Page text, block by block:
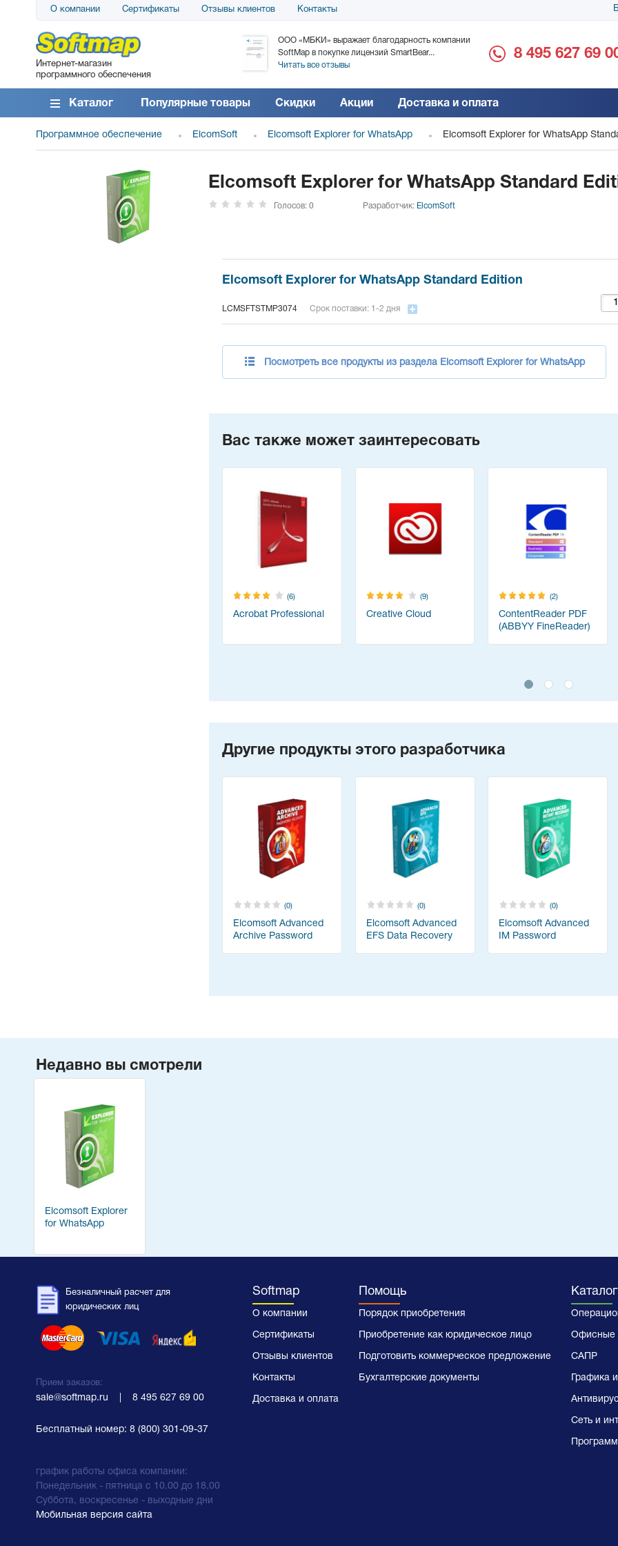
О компании Сертификаты Отзывы клиентов Контакты
Интернет-магазин
программного обеспечения
АО «АТС» благодарит компанию SoftMap за
поставку программного обеспечения SolarWinds
DameWare...
Читать все отзывы
ООО «МБКИ» выражает благодарность компании
SoftMap в покупке лицензий SmartBear...
Читать все отзывы
благодарность за
8 495 627 69
Каталог Популярные товары Скидки Акции Доставка и оплата
Программное обеспечение ElcomSoft Elcomsoft Explorer for WhatsApp Elcomsoft Explorer for WhatsApp
Elcomsoft Explorer for WhatsApp Standard
Голосов: 0 Разработчик: ElcomSoft
Elcomsoft Explorer for WhatsApp Standard Edition
LCMSFTSTMP3074 Срок поставки: 1-2 дня
Посмотреть все продукты из раздела Elcomsoft Explorer for WhatsApp
Вас также может заинтересовать
(6)
Acrobat Professional
(9)
Creative Cloud
(2)
ContentReader PDF
(ABBYY FineReader)
Другие продукты этого разработчика
(0)
Elcomsoft Advanced
Archive Password
(0)
Elcomsoft Advanced
EFS Data Recovery
(0)
Elcomsoft Advanced
IM Password
Недавно вы смотрели
Elcomsoft Explorer
for WhatsApp
Безналичный расчет для
юридических лиц
Прием заказов:
sale@softmap.ru 8 495 627 69 00
Бесплатный номер: 8 (800) 301-09-37
график работы офиса компании:
Понедельник - пятница с 10.00 до 18.00
Суббота, воскресенье - выходные дни
Softmap
О компании
Сертификаты
Отзывы клиентов
Контакты
Доставка и оплата
Помощь
Порядок приобретения
Приобретение как юридическое лицо
Подготовить коммерческое предложение
Бухгалтерские документы
Каталог
Офисные
САПР
Графика
Сеть и
Мобильная версия сайта